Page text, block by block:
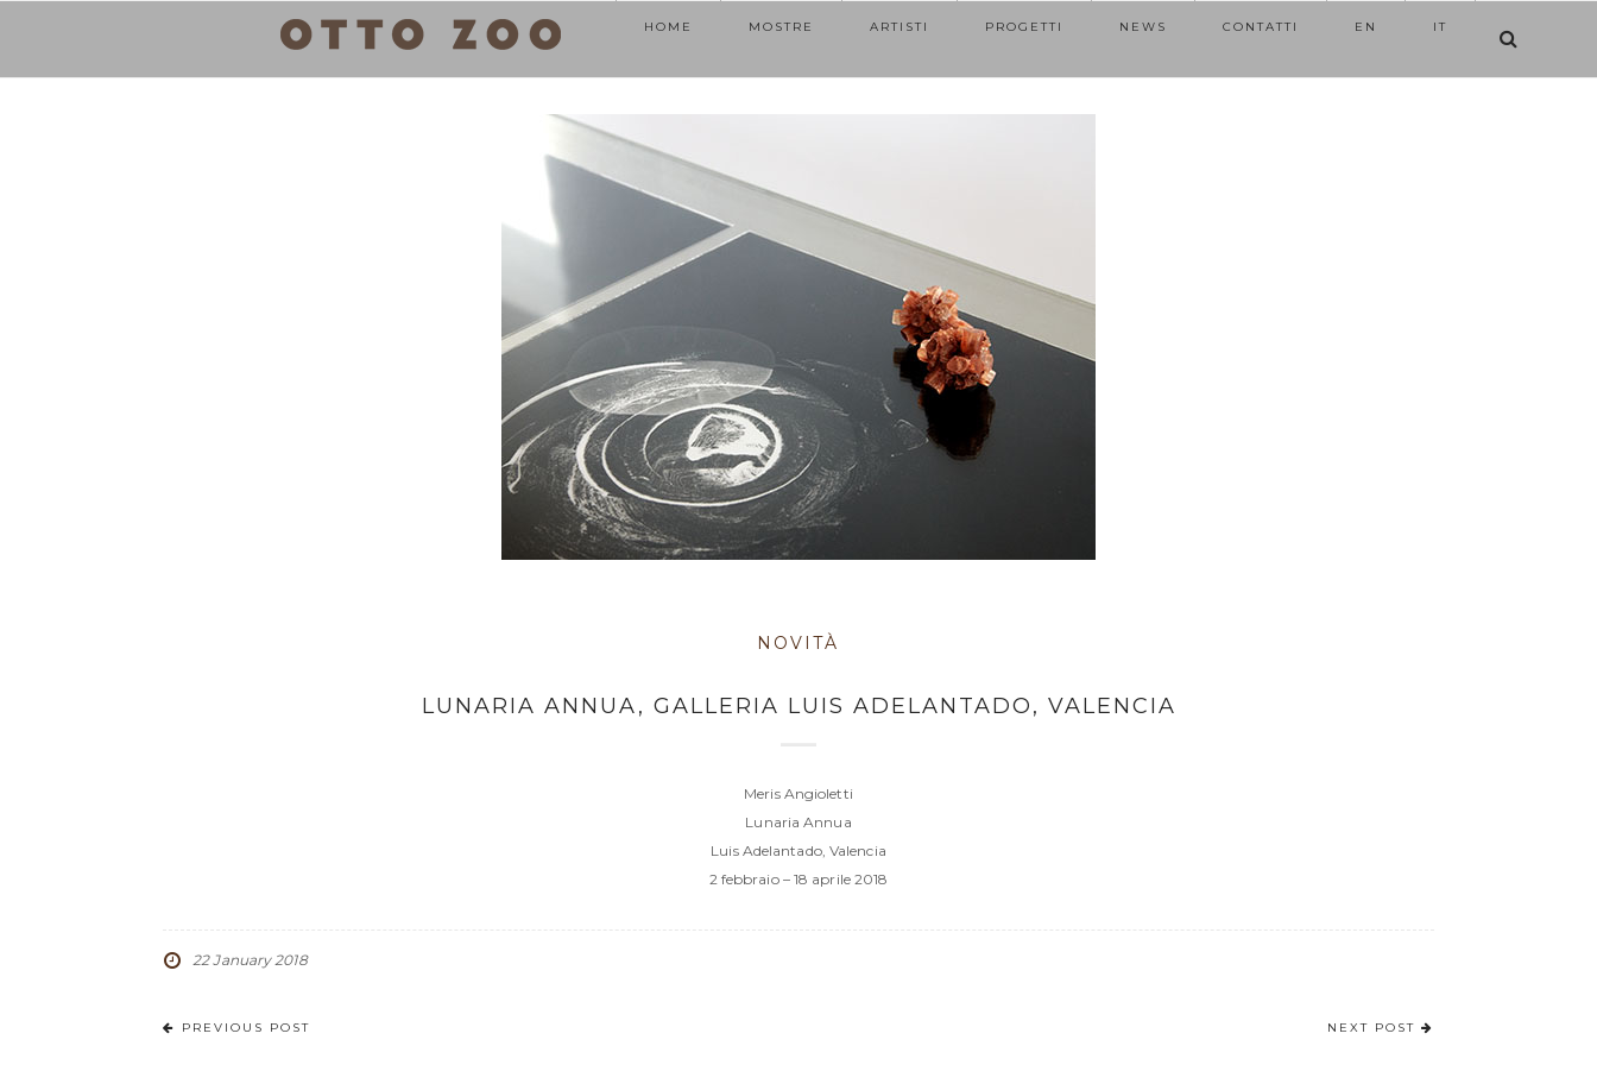
HOME MOSTRE ARTISTI PROGETTI NEWS CONTATTI EN IT
NOVITÀ
LUNARIA ANNUA, GALLERIA LUIS ADELANTADO, VALENCIA
Meris Angioletti
Lunaria Annua
Luis Adelantado, Valencia
2 febbraio – 18 aprile 2018
22 January 2018
PREVIOUS POST NEXT POST